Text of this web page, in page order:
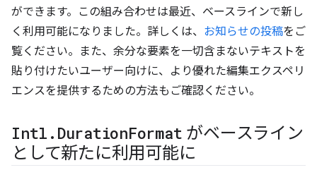
ができます。この組み合わせは最近、ベースラインで新し
く利用可能になりました。詳しくは、 お知らせの投稿をご
覧ください。また、余分な要素を一切含まないテキストを
貼り付けたいユーザー向けに、より優れた編集エクスペリ
エンスを提供するための方法もご確認ください。
Intl . DurationFormat がベースライン
として新たに利用可能に